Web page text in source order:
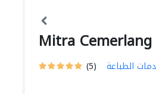
Mitra
(5) الطباعة